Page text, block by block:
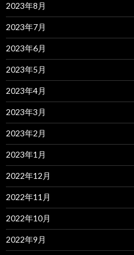
2023年8月
2023年7月
2023年6月
2023年5月
2023年4月
2023年3月
2023年2月
2023年1月
2022年12月
2022年11月
2022年10月
2022年9月